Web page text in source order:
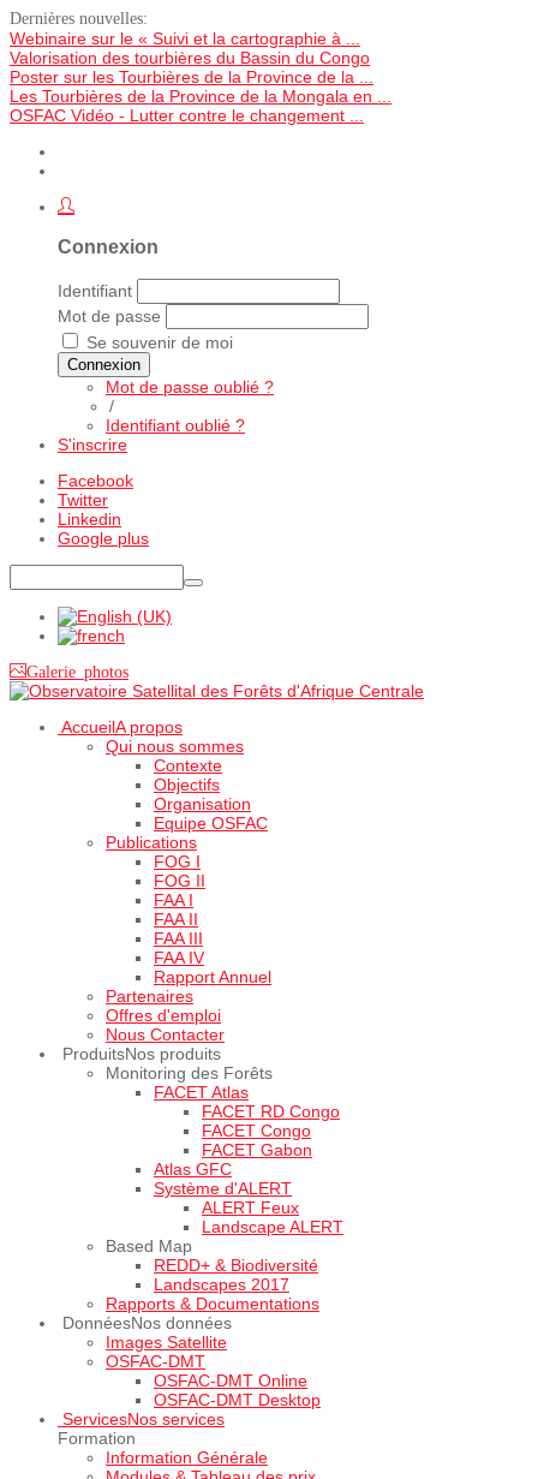
Dernières nouvelles:
Webinaire sur le « Suivi et la cartographie à ...
Valorisation des tourbières du Bassin du Congo
Poster sur les Tourbières de la Province de la ...
Les Tourbières de la Province de la Mongala en ...
OSFAC Vidéo - Lutter contre le changement ...
Connexion
Identifiant
Mot de passe
Se souvenir de moi
Connexion
Mot de passe oublié ?
/
Identifiant oublié ?
S'inscrire
Facebook
Twitter
Linkedin
Google plus
Galerie photos
AccueilA propos
Qui nous sommes
Contexte
Objectifs
Organisation
Equipe OSFAC
Publications
FOG I
FOG II
FAA I
FAA II
FAA III
FAA IV
Rapport Annuel
Partenaires
Offres d'emploi
Nous Contacter
ProduitsNos produits
Monitoring des Forêts
FACET Atlas
FACET RD Congo
FACET Congo
FACET Gabon
Atlas GFC
Système d'ALERT
ALERT Feux
Landscape ALERT
Based Map
REDD+ & Biodiversité
Landscapes 2017
Rapports & Documentations
DonnéesNos données
Images Satellite
OSFAC-DMT
OSFAC-DMT Online
OSFAC-DMT Desktop
ServicesNos services
Formation
Information Générale